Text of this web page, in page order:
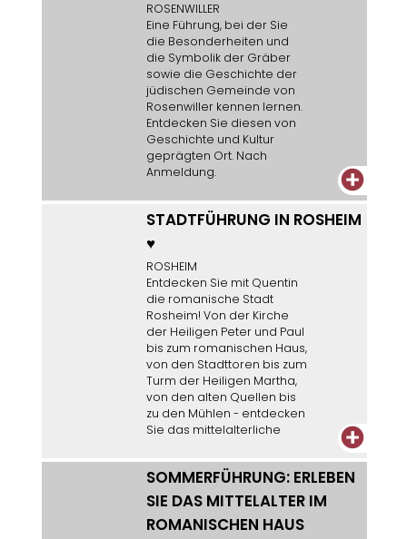
ROSENWILLER
Eine Führung, bei der Sie
die Besonderheiten und
die Symbolik der Gräber
sowie die Geschichte der
jüdischen Gemeinde von
Rosenwiller kennen lernen.
Entdecken Sie diesen von
Geschichte und Kultur
geprägten Ort. Nach
Anmeldung.
+
STADTFÜHRUNG IN ROSHEIM
♥
ROSHEIM
Entdecken Sie mit Quentin
die romanische Stadt
Rosheim! Von der Kirche
der Heiligen Peter und Paul
bis zum romanischen Haus,
von den Stadttoren bis zum
Turm der Heiligen Martha,
von den alten Quellen bis
zu den Mühlen - entdecken
Sie das mittelalterliche
+
SOMMERFÜHRUNG: ERLEBEN
SIE DAS MITTELALTER IM
ROMANISCHEN HAUS